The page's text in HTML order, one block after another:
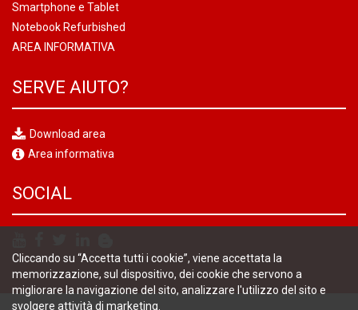
Smartphone e Tablet
Notebook Refurbished
AREA INFORMATIVA
SERVE AIUTO?
Download area
Area informativa
SOCIAL
Cliccando su “Accetta tutti i cookie”, viene accettata la
memorizzazione, sul dispositivo, dei cookie che servono a
migliorare la navigazione del sito, analizzare l'utilizzo del sito e
svolgere attività di marketing.